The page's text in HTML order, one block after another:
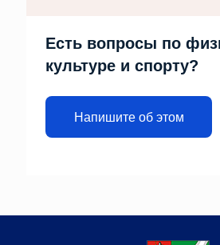
Есть вопросы по
культуре и спорту?
Напишите об этом